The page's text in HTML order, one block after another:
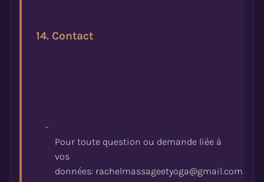
14. Contact
-
Pour toute question ou demande liée à
vos